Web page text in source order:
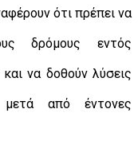
ότι πρέπει να
δρόμους εντός
να δοθούν λύσεις
μετά από έντονες